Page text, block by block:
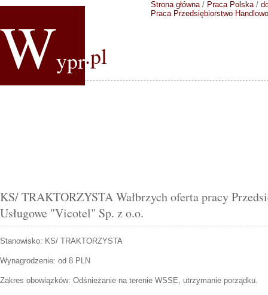
Wypr.pl
Strona główna/ Praca Polska/
Praca Przedsiębiorstwo
KS/ TRAKTORZYSTA Wałbrzych oferta pracy
Usługowe "Vicotel" Sp. z o.o.
Stanowisko: KS/ TRAKTORZYSTA
Wynagrodzenie: od 8 PLN
Zakres obowiązków: Odśnieżanie na terenie WSSE, utrzymanie porządku.